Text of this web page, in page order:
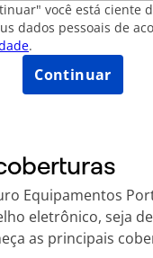
você está ciente
dados pessoais de
.
Continuar
Equipamentos
eletrônico, seja
as principais